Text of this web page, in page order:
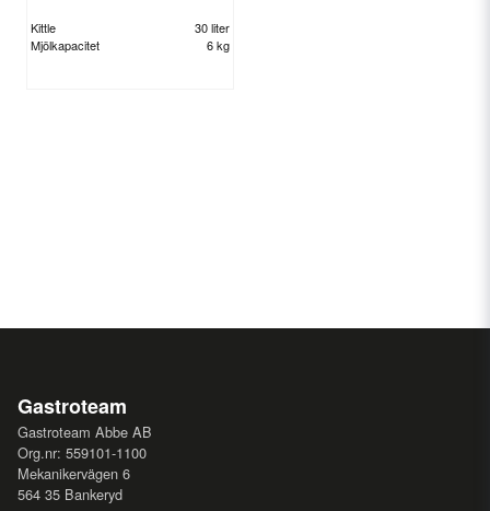
Kittle
30 liter
Mjölkapacitet
6 kg
Gastroteam
Gastroteam Abbe AB
Org.nr: 559101-1100
Mekanikervägen 6
564 35 Bankeryd